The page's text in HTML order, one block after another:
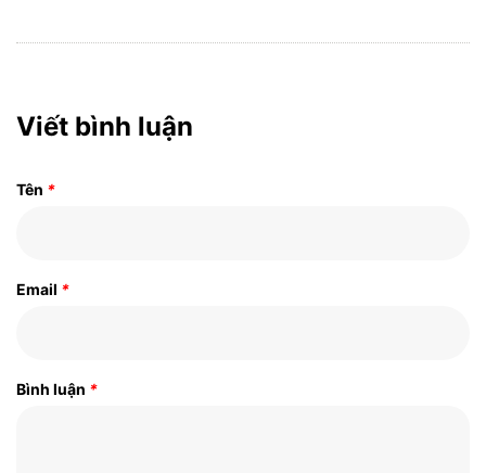
Viết bình luận
Tên *
Email *
Bình luận *